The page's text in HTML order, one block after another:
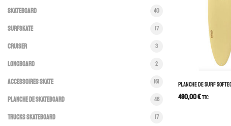
Skateboard 40
Surfskate 17
Cruiser 3
Longboard 2
Accessoires Skate 161
Planche de Skateboard 46
Trucks Skateboard 17
PLANCHE DE SURF
490,00€TTC